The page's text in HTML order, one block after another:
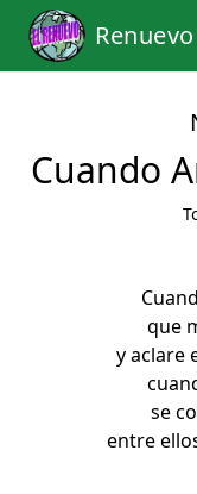
Cuando
que
y aclare
se
entre